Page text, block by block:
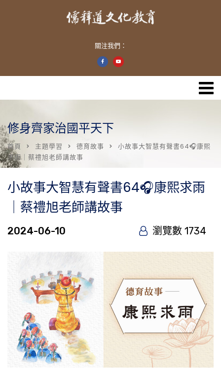
關注我們：
修身齊家治國平天下
首頁 主題學習 德育故事
小故事大智慧有聲書64🎧康熙
求雨｜蔡禮旭老師講故事
小故事大智慧有聲書64🎧康熙求雨
｜蔡禮旭老師講故事
2024-06-10 瀏覽數 1734